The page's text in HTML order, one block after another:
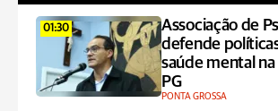
01:30
Associação de
defende
saúde mental
PG
PONTA GROSSA